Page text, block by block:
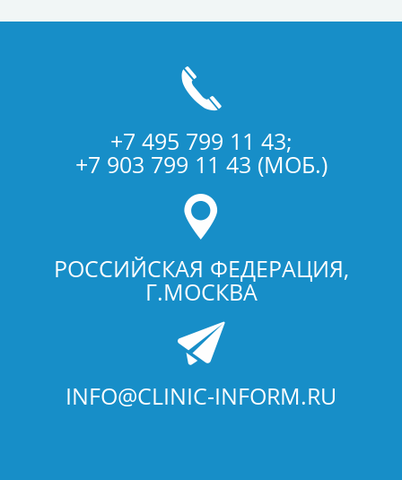
+7 495 799 11 43;
+7 903 799 11 43 (МОБ.)
РОССИЙСКАЯ ФЕДЕРАЦИЯ,
Г.МОСКВА
INFO@CLINIC-INFORM.RU